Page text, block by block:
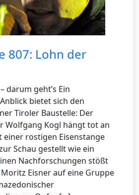
807: Lohn der
darum geht’s Ein
bietet sich den
Tiroler Baustelle: Der
Wolfgang Kogl hängt tot an
einer rostigen Eisenstange
Schau gestellt wie ein
Nachforschungen stößt
Eisner auf eine Gruppe